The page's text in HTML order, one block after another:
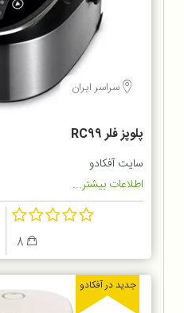
سراسر ایران
پلوپز فلر RC99
سایت آفکادو
اطلاعات بیشتر...
جدید در آفکادو